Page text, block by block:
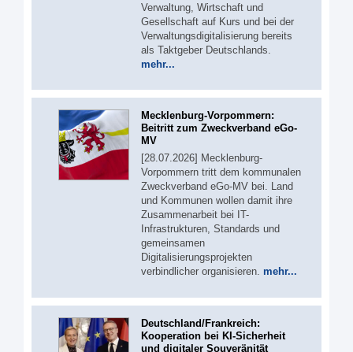
Verwaltung, Wirtschaft und
Gesellschaft auf Kurs und bei der
Verwaltungsdigitalisierung bereits
als Taktgeber Deutschlands.
mehr...
Mecklenburg-Vorpommern:
Beitritt zum Zweckverband eGo-
MV
[28.07.2026] Mecklenburg-
Vorpommern tritt dem kommunalen
Zweckverband eGo-MV bei. Land
und Kommunen wollen damit ihre
Zusammenarbeit bei IT-
Infrastrukturen, Standards und
gemeinsamen
Digitalisierungsprojekten
verbindlicher organisieren. mehr...
Deutschland/Frankreich:
Kooperation bei KI-Sicherheit
und digitaler Souveränität